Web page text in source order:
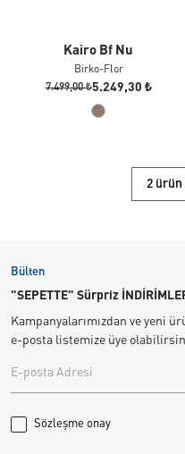
Kairo Bf Nu
Birko-Flor
7.499,00 ₺5.249,30 ₺
2
Bülten
"SEPETTE" Sürpriz
Kampanyalarımızdan ve yeni
e-posta listemize üye
Sözleşme onay